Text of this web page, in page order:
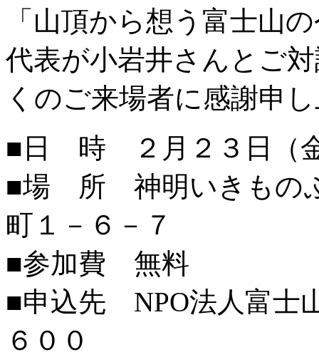
「山頂から想う富士山
代表が小岩井さんとご
くのご来場者に感謝申
■日 時 ２月２３日（
■場 所 神明いきもの
町１－６－７
■参加費 無料
■申込先 NPO法人富士
６００